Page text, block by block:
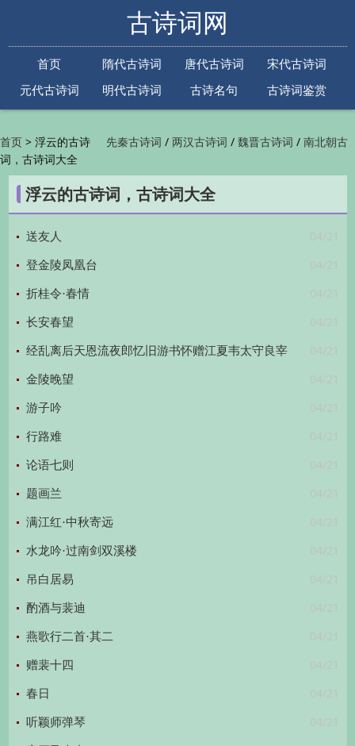
古诗词网
首页 隋代古诗词 唐代古诗词
宋代古诗词
元代古诗词
明代古诗词 古诗名句
古诗词鉴赏
先秦古诗词 /两汉古诗词 /魏晋古诗词 /南北朝古
代古诗词/金朝古诗词/元代古诗词/明代古诗词
/清代古诗词/近现代古诗词
鉴赏/古诗下一句/古诗上一句/
首页 > 浮云的古诗
词，古诗词大全
浮云的古诗词，古诗词大全
04/21
送友人
04/21
登金陵凤凰台
04/21
折桂令·春情
04/21
长安春望
04/21
经乱离后天恩流夜郎忆旧游书怀赠江夏韦太守良宰
04/21
金陵晚望
04/21
游子吟
04/21
行路难
04/21
论语七则
04/21
题画兰
04/21
满江红·中秋寄远
04/21
水龙吟·过南剑双溪楼
04/21
吊白居易
04/21
酌酒与裴迪
04/21
燕歌行二首·其二
04/21
赠裴十四
04/21
春日
04/21
听颖师弹琴